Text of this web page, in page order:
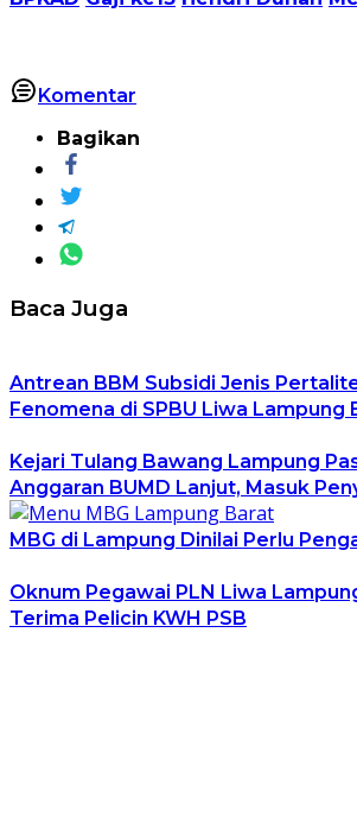
Komentar
Bagikan
Baca Juga
Antrean BBM Subsidi Jenis
Fenomena di SPBU Liwa Lampung
Kejari Tulang Bawang Lampung
Anggaran BUMD Lanjut, Masuk
MBG di Lampung Dinilai Perlu
Oknum Pegawai PLN Liwa
Terima Pelicin KWH PSB